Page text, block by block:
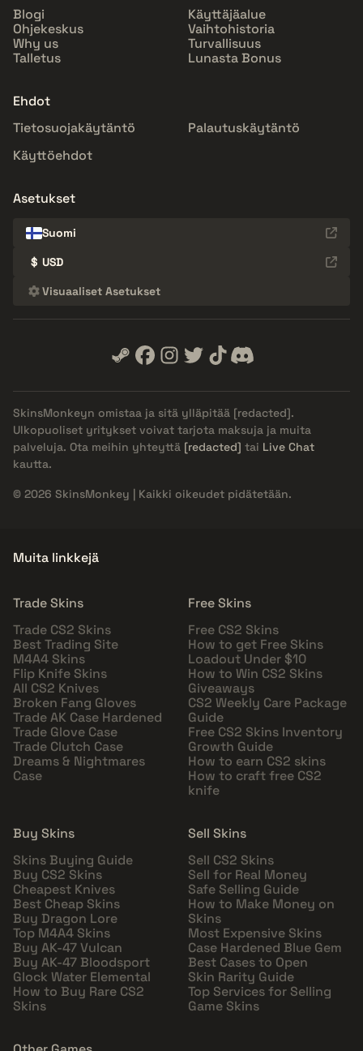
Blogi
Ohjekeskus
Why us
Talletus
Käyttäjäalue
Vaihtohistoria
Turvallisuus
Lunasta Bonus
Ehdot
Tietosuojakäytäntö
Palautuskäytäntö
Käyttöehdot
Asetukset
Suomi
$ USD
Visuaaliset Asetukset
SkinsMonkeyn omistaa ja sitä ylläpitää [redacted].
Ulkopuoliset yritykset voivat tarjota maksuja ja muita
palveluja. Ota meihin yhteyttä [redacted] tai Live Chat
kautta.
© 2026 SkinsMonkey | Kaikki oikeudet pidätetään.
Muita linkkejä
Trade Skins
Trade CS2 Skins
Best Trading Site
M4A4 Skins
Flip Knife Skins
All CS2 Knives
Broken Fang Gloves
Trade AK Case Hardened
Trade Glove Case
Trade Clutch Case
Dreams & Nightmares
Case
Free Skins
Free CS2 Skins
How to get Free Skins
Loadout Under $10
How to Win CS2 Skins
Giveaways
CS2 Weekly Care Package
Guide
Free CS2 Skins Inventory
Growth Guide
How to earn CS2 skins
How to craft free CS2
knife
Buy Skins
Skins Buying Guide
Buy CS2 Skins
Cheapest Knives
Best Cheap Skins
Buy Dragon Lore
Top M4A4 Skins
Buy AK-47 Vulcan
Buy AK-47 Bloodsport
Glock Water Elemental
How to Buy Rare CS2
Skins
Sell Skins
Sell CS2 Skins
Sell for Real Money
Safe Selling Guide
How to Make Money on
Skins
Most Expensive Skins
Case Hardened Blue Gem
Best Cases to Open
Skin Rarity Guide
Top Services for Selling
Game Skins